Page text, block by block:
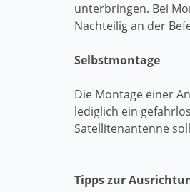
unterbringen. Bei
Nachteilig an der
Selbstmontage
Die Montage einer
lediglich ein
Satellitenantenne
Tipps zur